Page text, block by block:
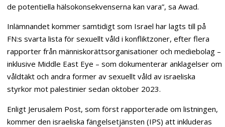
de potentiella hälsokonsekvenserna kan vara”, sa Awad.
Inlämnandet kommer samtidigt som Israel har lagts till på
FN:s svarta lista för sexuellt våld i konfliktzoner, efter flera
rapporter från människorättsorganisationer och mediebolag –
inklusive Middle East Eye – som dokumenterar anklagelser om
våldtäkt och andra former av sexuellt våld av israeliska
styrkor mot palestinier sedan oktober 2023.
Enligt Jerusalem Post, som först rapporterade om listningen,
kommer den israeliska fängelsetjänsten (IPS) att inkluderas